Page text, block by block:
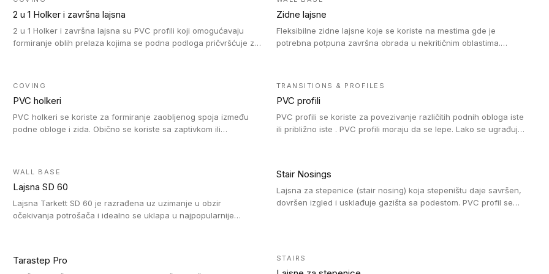
2 u 1 Holker i završna lajsna
2 u 1 Holker i završna lajsna su PVC profili koji omogućavaju
formiranje oblih prelaza kojima se podna podloga pričvršćuje za
Zidne lajsne
Fleksibilne zidne lajsne koje se koriste na mestima gde je
potrebna potpuna završna obrada u nekritičnim oblastima.
COVING
PVC holkeri
PVC holkeri se koriste za formiranje zaobljenog spoja između
podne obloge i zida. Obično se koriste sa zaptivkom ili
zaobljene spojeve ispod poda. Osim toga, jednostavni su za
čišćenje i održavanje zahvaljujući zaobljenom obliku. Naši PVC
holkeri su kompatibilni sa homogenim i heterogenim vinilnim
TRANSITIONS & PROFILES
PVC profili
PVC profili se koriste za povezivanje različitih podnih obloga iste
ili približno iste . PVC profili moraju da se lepe. Lako se ugrađuju
podovima, kao i sa linoleumskim podovima.
WALL BASE
Lajsna SD 60
Lajsna Tarkett SD 60 je razrađena uz uzimanje u obzir
očekivanja potrošača i idealno se uklapa u najpopularnije
Stair Nosings
Lajsna za stepenice (stair nosing) koja stepeništu daje savršen,
dovršen izgled i usklađuje gazišta sa podestom. PVC profil se
Tarastep Pro STAIRS